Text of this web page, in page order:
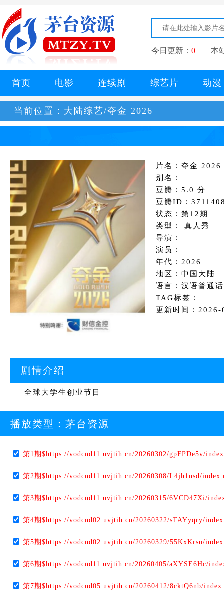
今日更新： 0 | 本
首页 电影 连续剧 综艺片 动漫
当前位置： 大陆综艺/夺金 2026
片名：夺金 2026
别名：
豆瓣：5.0 分
豆瓣ID：
状态：第12期
类型： 真人秀
导演：
演员：
年代：2026
地区：中国大陆
语言：汉语普通话
TAG标签：
更新时间：
剧情介绍
全球大学生创业节目
播放类型： 茅台资源
第1期$https://vodcnd11.uvjtih.cn/20260302/gpFPDe5v/
第2期$https://vodcnd11.uvjtih.cn/20260308/L4jh1nsd/
第3期$https://vodcnd11.uvjtih.cn/20260315/6VCD47Xi/
第4期$https://vodcnd02.uvjtih.cn/20260322/sTAYyqry/
第5期$https://vodcnd02.uvjtih.cn/20260329/55KxKrsu/
第6期$https://vodcnd11.uvjtih.cn/20260405/aXYSE6Hc/
第7期$https://vodcnd05.uvjtih.cn/20260412/8cktQ6nb/